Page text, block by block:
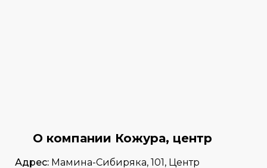
О компании Кожура, центр
Адрес: Мамина-Сибиряка, 101, Центр